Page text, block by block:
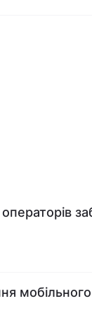
мобільного